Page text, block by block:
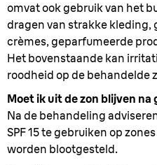
omvat ook gebruik van het
dragen van strakke kleding,
crèmes, geparfumeerde
Het bovenstaande kan
roodheid op de behandelde
Moet ik uit de zon blijven na
Na de behandeling
SPF 15 te gebruiken op
worden blootgesteld.